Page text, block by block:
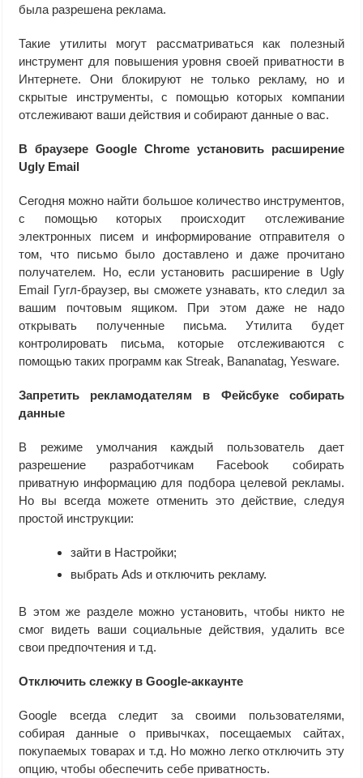
была разрешена реклама.
Такие утилиты могут рассматриваться как полезный
инструмент для повышения уровня своей приватности в
Интернете. Они блокируют не только рекламу, но и
скрытые инструменты, с помощью которых компании
отслеживают ваши действия и собирают данные о вас.
В браузере Google Chrome установить расширение
Ugly Email
Сегодня можно найти большое количество инструментов,
с помощью которых происходит отслеживание
электронных писем и информирование отправителя о
том, что письмо было доставлено и даже прочитано
получателем. Но, если установить расширение в Ugly
Email Гугл-браузер, вы сможете узнавать, кто следил за
вашим почтовым ящиком. При этом даже не надо
открывать полученные письма. Утилита будет
контролировать письма, которые отслеживаются с
помощью таких программ как Streak, Bananatag, Yesware.
Запретить рекламодателям в Фейсбуке собирать
данные
В режиме умолчания каждый пользователь дает
разрешение разработчикам Facebook собирать
приватную информацию для подбора целевой рекламы.
Но вы всегда можете отменить это действие, следуя
простой инструкции:
зайти в Настройки;
выбрать Ads и отключить рекламу.
В этом же разделе можно установить, чтобы никто не
смог видеть ваши социальные действия, удалить все
свои предпочтения и т.д.
Отключить слежку в Google-аккаунте
Google всегда следит за своими пользователями,
собирая данные о привычках, посещаемых сайтах,
покупаемых товарах и т.д. Но можно легко отключить эту
опцию, чтобы обеспечить себе приватность.